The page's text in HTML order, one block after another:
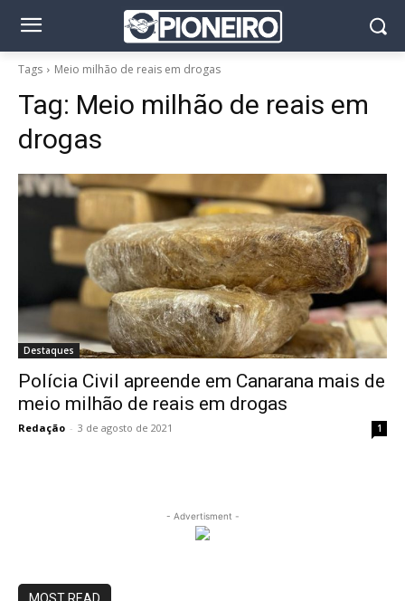
Tags Meio milhão de reais em drogas
Tag: Meio milhão de reais em
drogas
Destaques
Polícia Civil apreende em Canarana mais de
meio milhão de reais em drogas
Redação - 3 de agosto de 2021 1
- Advertisment -